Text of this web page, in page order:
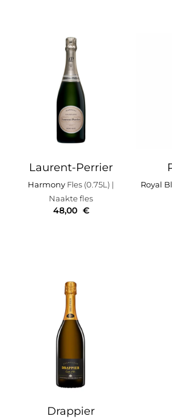
Laurent-Perrier
Harmony Fles (0.75L) |
Naakte fles
48,00 €
Royal
Drappier